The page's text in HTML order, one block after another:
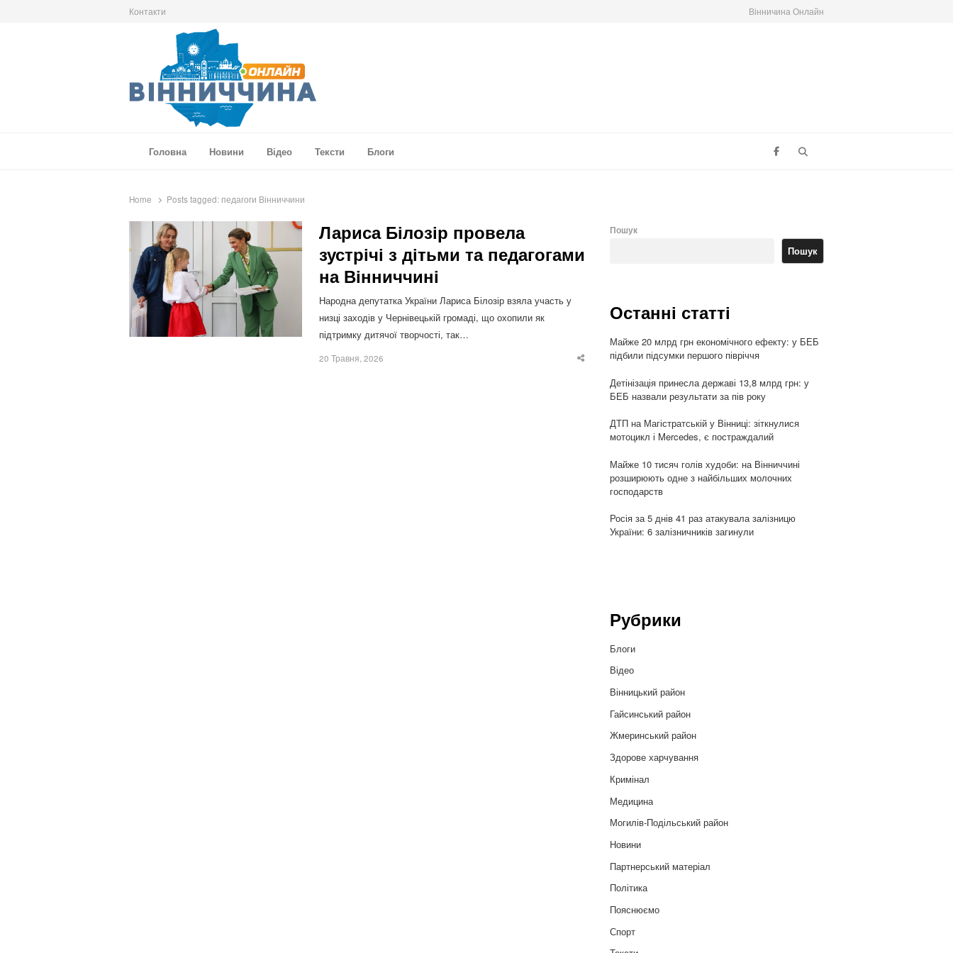
Контакти Вінничина Онлайн
Головна
Новини Відео Тексти Блоги
Home Posts tagged: педагоги Вінниччини
Лариса Білозір провела
зустрічі з дітьми та педагогами
на Вінниччині
Народна депутатка України Лариса Білозір взяла участь у
низці заходів у Чернівецькій громаді, що охопили як
підтримку дитячої творчості, так…
20 Травня, 2026
Share
Пошук
Пошук
Останні статті
Майже 20 млрд грн економічного ефекту: у БЕБ
підбили підсумки першого півріччя
Детінізація принесла державі 13,8 млрд грн: у
БЕБ назвали результати за пів року
ДТП на Магістратській у Вінниці: зіткнулися
мотоцикл і Mercedes, є постраждалий
Майже 10 тисяч голів худоби: на Вінниччині
розширюють одне з найбільших молочних
господарств
Росія за 5 днів 41 раз атакувала залізницю
України: 6 залізничників загинули
Рубрики
Блоги
Відео
Вінницький район
Гайсинський район
Жмеринський район
Здорове харчування
Кримінал
Медицина
Могилів-Подільський район
Новини
Партнерський матеріал
Політика
Пояснюємо
Спорт